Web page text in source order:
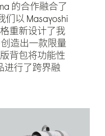
的合作融合了
们以 Masayoshi
重新设计了我
造出一款限量
背包将功能性
进行了跨界融